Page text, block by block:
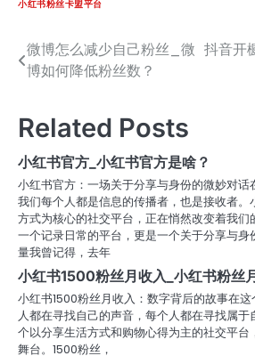
小红书粉丝卡盟平台
文
章
导
航
微博怎么减少自己粉丝_微
博如何降低粉丝数？
抖音开
Related Posts
小红书官方_小红书官方是啥？
小红书官方：一场关于分享与身份的微妙对话
我们每个人都是信息的传播者，也是接收者
方式为核心的社交平台，正在悄然改变着我们
一个记录日常的平台，更是一个关于分享与身
量我曾记得，去年
小红书1500粉丝月收入_小红书粉丝
小红书1500粉丝月收入：数字背后的故事在
人都在寻找自己的声音，每个人都在寻找属
个以分享生活方式和购物心得为主的社交平台
舞台。1500粉丝，